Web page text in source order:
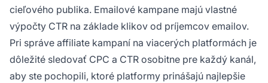
cieľového publika. Emailové kampane majú vlastné
výpočty CTR na základe klikov od príjemcov emailov.
Pri správe affiliate kampaní na viacerých platformách je
dôležité sledovať CPC a CTR osobitne pre každý kanál,
aby ste pochopili, ktoré platformy prinášajú najlepšie